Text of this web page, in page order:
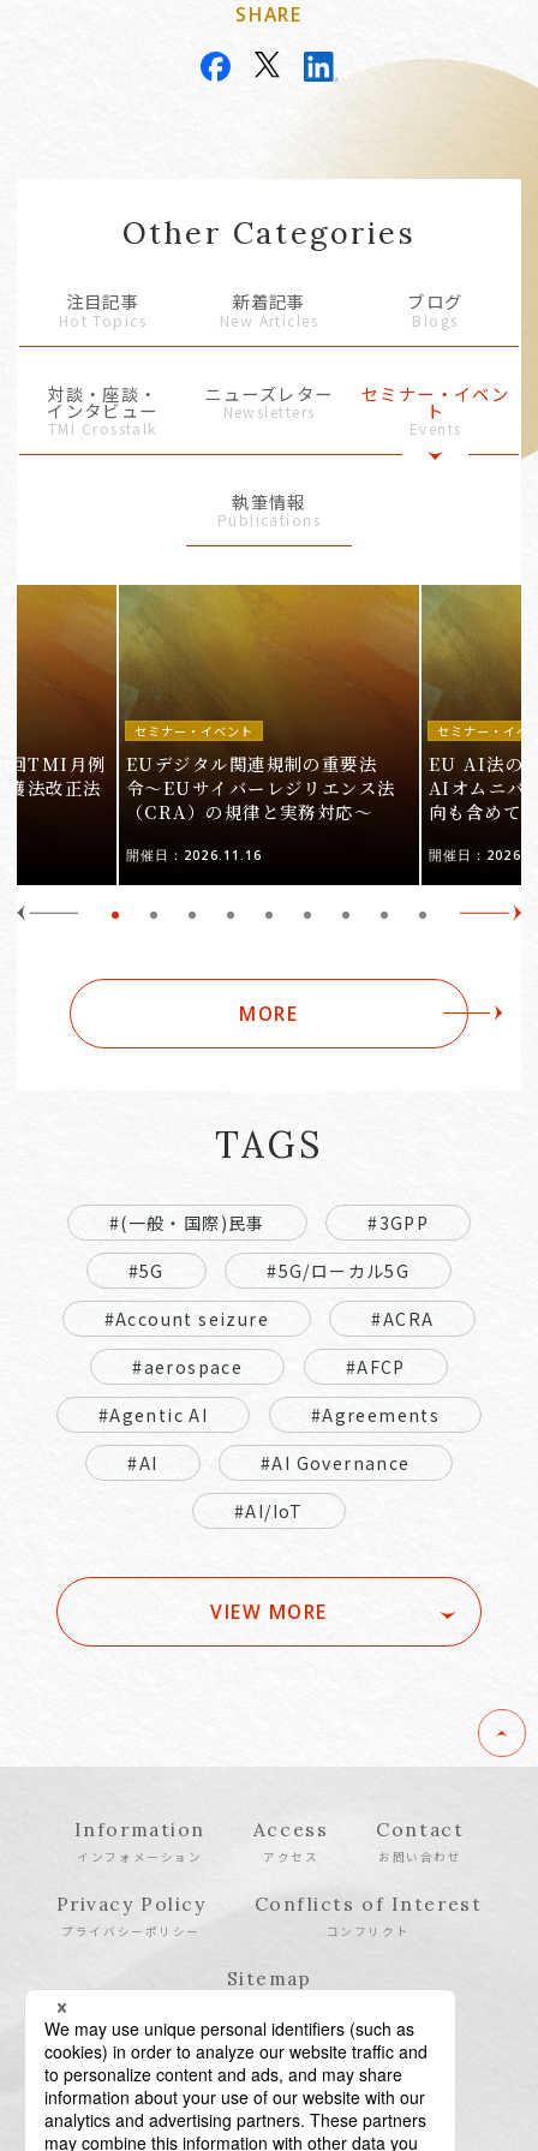
SHARE
Other Categories
注目記事
Hot Topics
新着記事
New Articles
ブログ
Blogs
対談・座談・
インタビュー
TMI Crosstalk
ニューズレター
Newsletters
セミナー・イベン
ト
Events
執筆情報
Publications
回TMI月例
護法改正法
セミナー・イベント
EUデジタル関連規制の重要法
令〜EUサイバーレジリエンス法
（CRA）の規律と実務対応〜
開催日：2026.11.16
セミナー・イベ
EU AI法の
AIオムニバ
向も含めて
開催日：
MORE
TAGS
#(一般・国際)民事
#3GPP
#5G
#5G/ローカル5G
#Account seizure
#ACRA
#aerospace
#AFCP
#Agentic AI
#Agreements
#AI
#AI Governance
#AI/IoT
VIEW MORE
Information
インフォメーション
Access
アクセス
Contact
お問い合わせ
Privacy Policy
プライバシーポリシー
Conflicts of Interest
コンフリクト
Sitemap